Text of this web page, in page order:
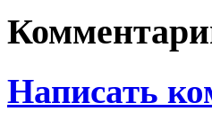
Написать